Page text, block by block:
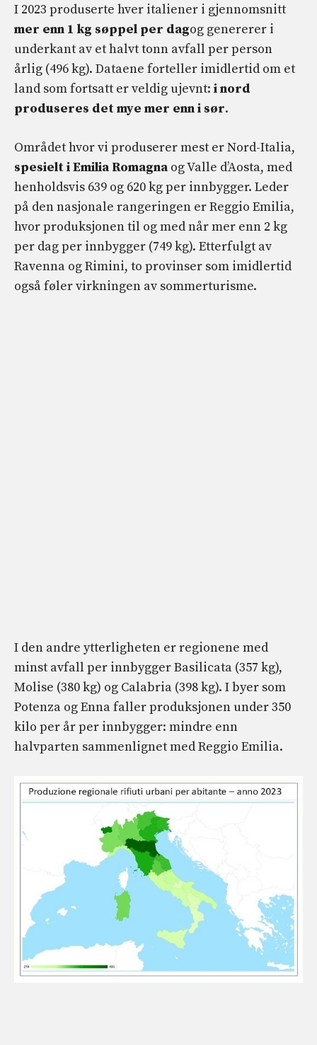
I 2023 produserte hver italiener i gjennomsnitt
mer enn 1 kg søppel per dagog genererer i
underkant av et halvt tonn avfall per person
årlig (496 kg). Dataene forteller imidlertid om et
land som fortsatt er veldig ujevnt: i nord
produseres det mye mer enn i sør.
Området hvor vi produserer mest er Nord-Italia,
spesielt i Emilia Romagna og Valle d’Aosta, med
henholdsvis 639 og 620 kg per innbygger. Leder
på den nasjonale rangeringen er Reggio Emilia,
hvor produksjonen til og med når mer enn 2 kg
per dag per innbygger (749 kg). Etterfulgt av
Ravenna og Rimini, to provinser som imidlertid
også føler virkningen av sommerturisme.
I den andre ytterligheten er regionene med
minst avfall per innbygger Basilicata (357 kg),
Molise (380 kg) og Calabria (398 kg). I byer som
Potenza og Enna faller produksjonen under 350
kilo per år per innbygger: mindre enn
halvparten sammenlignet med Reggio Emilia.